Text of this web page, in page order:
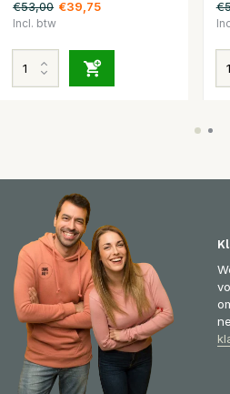
€53,00 €39,75
Incl. btw